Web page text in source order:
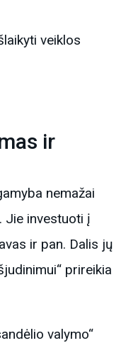
veiklos
ir
nemažai
Jie investuoti į
ir pan. Dalis jų
prireikia
valymo“